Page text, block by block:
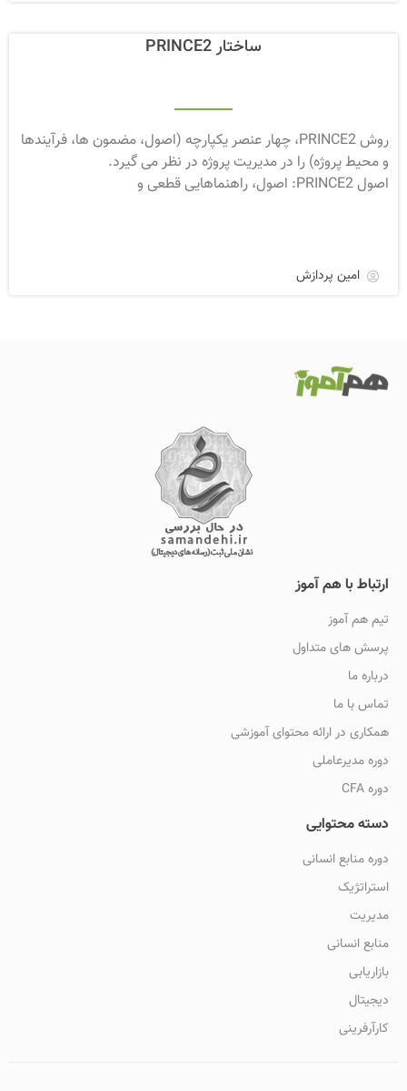
ساختار PRINCE2
روش PRINCE2، چهار عنصر یکپارچه (اصول، مضمون ها، فرآیندها
و محیط پروژه) را در مدیریت پروژه در نظر می گیرد.
اصول PRINCE2: اصول، راهنماهایی قطعی و
امین پردازش
ارتباط با هم آموز
تیم هم آموز
پرسش های متداول
درباره ما
تماس با ما
همکاری در ارائه محتوای آموزشی
دوره مدیرعاملی
دوره CFA
دسته محتوایی
دوره منابع انسانی
استراتژیک
مدیریت
منابع انسانی
بازاریابی
دیجیتال
کارآرفرینی